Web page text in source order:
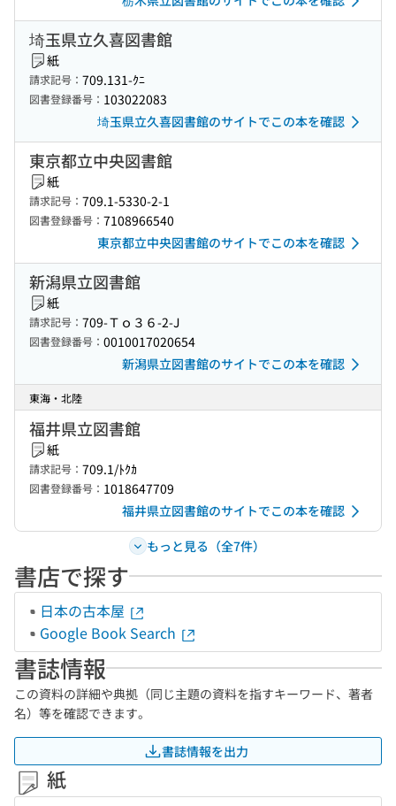
埼玉県立久喜図書館
紙
請求記号： 709.131-ｸﾆ
図書登録番号： 103022083
埼玉県立久喜図書館のサイトでこの本を確認
東京都立中央図書館
紙
請求記号： 709.1-5330-2-1
図書登録番号： 7108966540
東京都立中央図書館のサイトでこの本を確認
新潟県立図書館
紙
請求記号： 709-Ｔｏ３６-2-J
図書登録番号： 0010017020654
新潟県立図書館のサイトでこの本を確認
東海・北陸
福井県立図書館
紙
請求記号： 709.1/ﾄｸｶ
図書登録番号： 1018647709
福井県立図書館のサイトでこの本を確認
もっと見る（全7件）
書店で探す
日本の古本屋
Google Book Search
書誌情報
この資料の詳細や典拠（同じ主題の資料を指すキーワード、著者
名）等を確認できます。
書誌情報を出力
紙